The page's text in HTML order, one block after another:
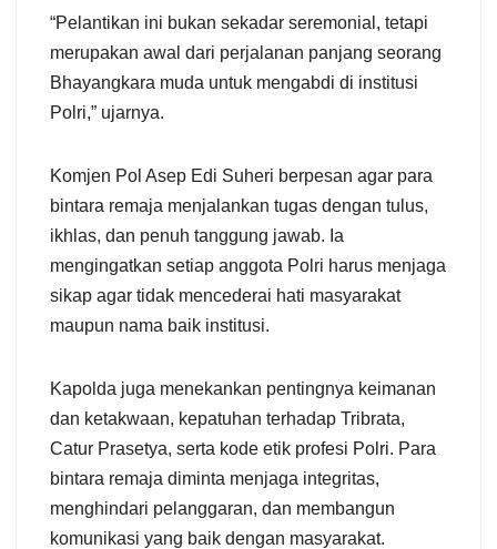
“Pelantikan ini bukan sekadar seremonial, tetapi
merupakan awal dari perjalanan panjang seorang
Bhayangkara muda untuk mengabdi di institusi
Polri,” ujarnya.
Komjen Pol Asep Edi Suheri berpesan agar para
bintara remaja menjalankan tugas dengan tulus,
ikhlas, dan penuh tanggung jawab. Ia
mengingatkan setiap anggota Polri harus menjaga
sikap agar tidak mencederai hati masyarakat
maupun nama baik institusi.
Kapolda juga menekankan pentingnya keimanan
dan ketakwaan, kepatuhan terhadap Tribrata,
Catur Prasetya, serta kode etik profesi Polri. Para
bintara remaja diminta menjaga integritas,
menghindari pelanggaran, dan membangun
komunikasi yang baik dengan masyarakat.